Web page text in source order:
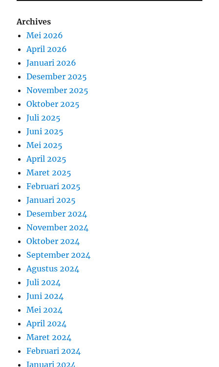
Archives
Mei 2026
April 2026
Januari 2026
Desember 2025
November 2025
Oktober 2025
Juli 2025
Juni 2025
Mei 2025
April 2025
Maret 2025
Februari 2025
Januari 2025
Desember 2024
November 2024
Oktober 2024
September 2024
Agustus 2024
Juli 2024
Juni 2024
Mei 2024
April 2024
Maret 2024
Februari 2024
Januari 2024